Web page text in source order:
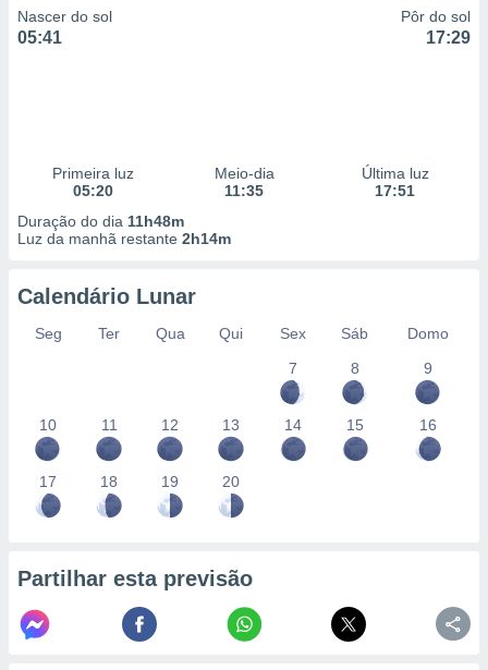
Nascer do sol
05:41
Pôr do sol
17:29
Primeira luz
05:20
Meio-dia
11:35
Última luz
17:51
Duração do dia 11h48m
Luz da manhã restante 2h14m
Calendário Lunar
Seg Ter Qua Qui Sex Sáb
Domo
7
8 9
10 11 12 13 14 15 16
17 18 19 20
Partilhar esta previsão